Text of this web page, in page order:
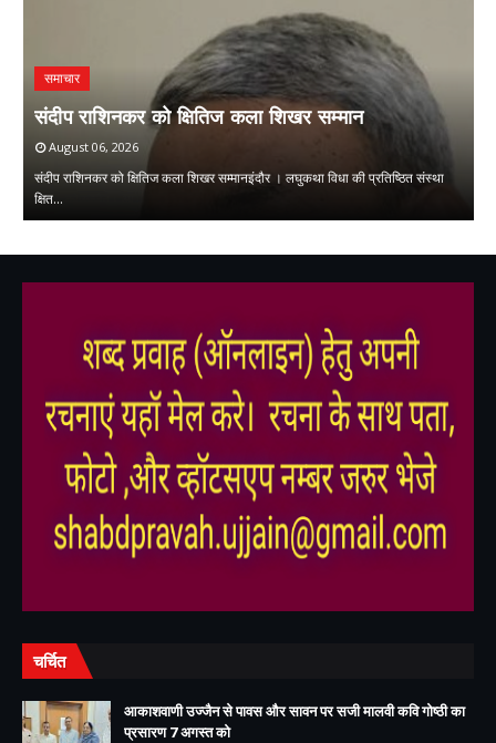
समाचार
संदीप राशिनकर को क्षितिज कला शिखर सम्मान
August 06, 2026
संदीप राशिनकर को क्षितिज कला शिखर सम्मानइंदौर । लघुकथा विधा की प्रतिष्ठित संस्था
क्षित…
चर्चित
आकाशवाणी उज्जैन से पावस और सावन पर सजी मालवी कवि गोष्ठी का
प्रसारण 7 अगस्त को